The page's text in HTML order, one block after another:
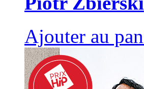
Ajouter au